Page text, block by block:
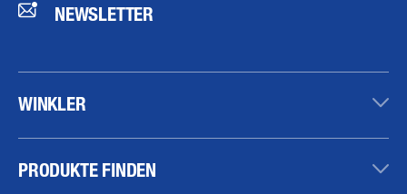
NEWSLETTER
WINKLER
PRODUKTE FINDEN